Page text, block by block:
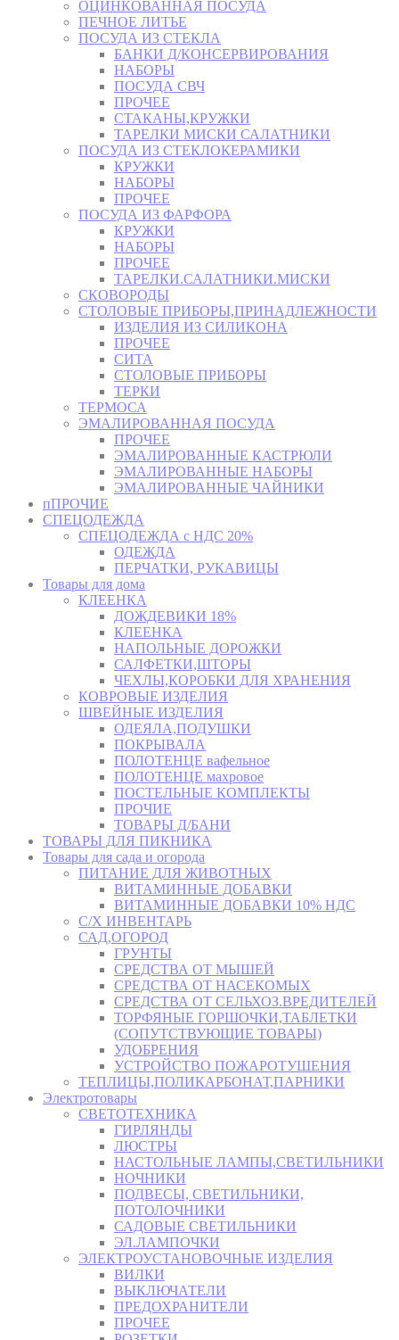
ОЦИНКОВАННАЯ ПОСУДА
ПЕЧНОЕ ЛИТЬЕ
ПОСУДА ИЗ СТЕКЛА
БАНКИ Д/КОНСЕРВИРОВАНИЯ
НАБОРЫ
ПОСУДА СВЧ
ПРОЧЕЕ
СТАКАНЫ,КРУЖКИ
ТАРЕЛКИ МИСКИ САЛАТНИКИ
ПОСУДА ИЗ СТЕКЛОКЕРАМИКИ
КРУЖКИ
НАБОРЫ
ПРОЧЕЕ
ПОСУДА ИЗ ФАРФОРА
КРУЖКИ
НАБОРЫ
ПРОЧЕЕ
ТАРЕЛКИ.САЛАТНИКИ.МИСКИ
СКОВОРОДЫ
СТОЛОВЫЕ ПРИБОРЫ,ПРИНАДЛЕЖНОСТИ
ИЗДЕЛИЯ ИЗ СИЛИКОНА
ПРОЧЕЕ
СИТА
СТОЛОВЫЕ ПРИБОРЫ
ТЕРКИ
ТЕРМОСА
ЭМАЛИРОВАННАЯ ПОСУДА
ПРОЧЕЕ
ЭМАЛИРОВАННЫЕ КАСТРЮЛИ
ЭМАЛИРОВАННЫЕ НАБОРЫ
ЭМАЛИРОВАННЫЕ ЧАЙНИКИ
пПРОЧИЕ
СПЕЦОДЕЖДА
СПЕЦОДЕЖДА с НДС 20%
ОДЕЖДА
ПЕРЧАТКИ, РУКАВИЦЫ
Товары для дома
КЛЕЕНКА
ДОЖДЕВИКИ 18%
КЛЕЕНКА
НАПОЛЬНЫЕ ДОРОЖКИ
САЛФЕТКИ,ШТОРЫ
ЧЕХЛЫ,КОРОБКИ ДЛЯ ХРАНЕНИЯ
КОВРОВЫЕ ИЗДЕЛИЯ
ШВЕЙНЫЕ ИЗДЕЛИЯ
ОДЕЯЛА,ПОДУШКИ
ПОКРЫВАЛА
ПОЛОТЕНЦЕ вафельное
ПОЛОТЕНЦЕ махровое
ПОСТЕЛЬНЫЕ КОМПЛЕКТЫ
ПРОЧИЕ
ТОВАРЫ Д/БАНИ
ТОВАРЫ ДЛЯ ПИКНИКА
Товары для сада и огорода
ПИТАНИЕ ДЛЯ ЖИВОТНЫХ
ВИТАМИННЫЕ ДОБАВКИ
ВИТАМИННЫЕ ДОБАВКИ 10% НДС
С/Х ИНВЕНТАРЬ
САД,ОГОРОД
ГРУНТЫ
СРЕДСТВА ОТ МЫШЕЙ
СРЕДСТВА ОТ НАСЕКОМЫХ
СРЕДСТВА ОТ СЕЛЬХОЗ.ВРЕДИТЕЛЕЙ
ТОРФЯНЫЕ ГОРШОЧКИ,ТАБЛЕТКИ
(СОПУТСТВУЮЩИЕ ТОВАРЫ)
УДОБРЕНИЯ
УСТРОЙСТВО ПОЖАРОТУШЕНИЯ
ТЕПЛИЦЫ,ПОЛИКАРБОНАТ,ПАРНИКИ
Электротовары
СВЕТОТЕХНИКА
ГИРЛЯНДЫ
ЛЮСТРЫ
НАСТОЛЬНЫЕ ЛАМПЫ,СВЕТИЛЬНИКИ
НОЧНИКИ
ПОДВЕСЫ, СВЕТИЛЬНИКИ,
ПОТОЛОЧНИКИ
САДОВЫЕ СВЕТИЛЬНИКИ
ЭЛ.ЛАМПОЧКИ
ЭЛЕКТРОУСТАНОВОЧНЫЕ ИЗДЕЛИЯ
ВИЛКИ
ВЫКЛЮЧАТЕЛИ
ПРЕДОХРАНИТЕЛИ
ПРОЧЕЕ